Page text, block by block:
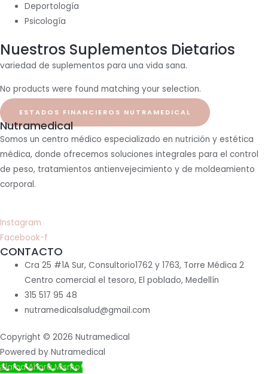
Deportología
Psicología
Nuestros Suplementos Dietarios
variedad de suplementos para una vida sana.
No products were found matching your selection.
ESTADOS FINANCIEROS NUTRAMEDICAL
Nutramedical
Somos un centro médico especializado en nutrición y estética
médica, donde ofrecemos soluciones integrales para el control
de peso, tratamientos antienvejecimiento y de moldeamiento
corporal.
Instagram
Facebook-f
CONTACTO
Cra 25 #1A Sur, Consultorio1762 y 1763, Torre Médica 2
Centro comercial el tesoro, El poblado, Medellín
315 517 95 48
nutramedicalsalud@gmail.com
Copyright © 2026 Nutramedical
Powered by Nutramedical
¡Llama Ahora Mismo!